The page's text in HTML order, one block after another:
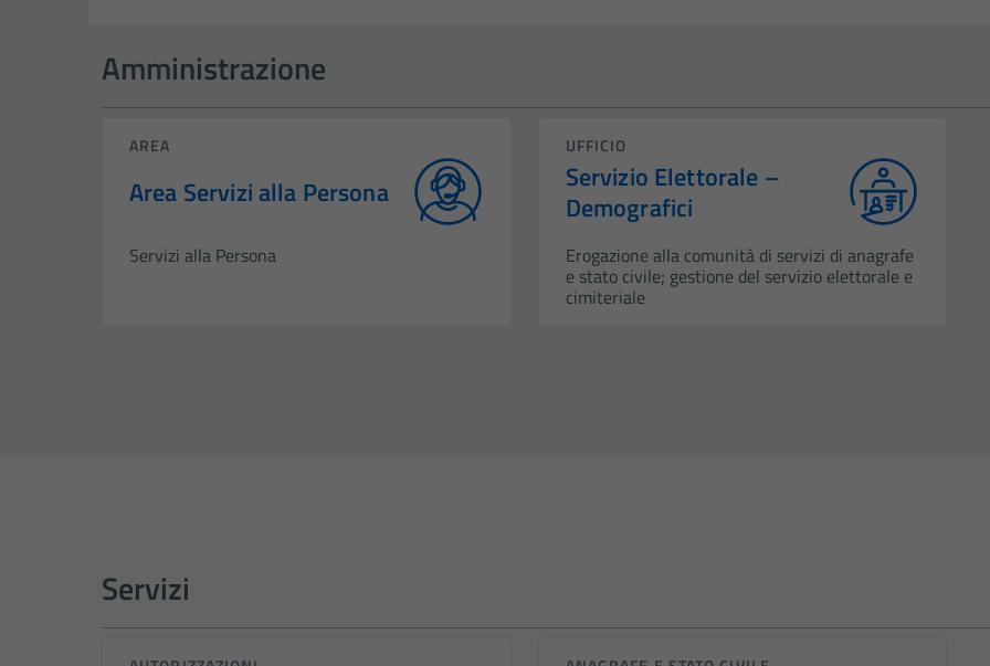
Amministrazione
AREA
Area Servizi alla Persona
Servizi alla Persona
UFFICIO
Servizio Elettorale –
Demografici
Erogazione alla comunità di servizi di anagrafe
e stato civile; gestione del servizio elettorale e
cimiteriale
Servizi